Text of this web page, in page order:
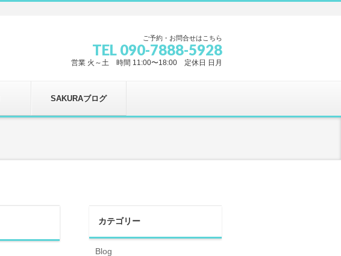
ご予約・お問合せはこちら
TEL 090-7888-5928
営業 火～土 時間 11:00〜18:00 定休日 日月
SAKURAブログ
カテゴリー
Blog